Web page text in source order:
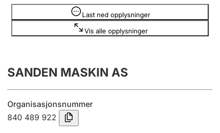
Registrere, endre, slette
Innsending og forsinkelsesgebyr
Last ned opplysninger
Vis alle opplysninger
Opplysninger er skjult
SANDEN MASKIN AS
Organisasjonsnummer
840 489 922